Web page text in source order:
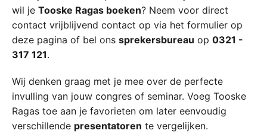
wil je Tooske Ragas boeken? Neem voor direct
contact vrijblijvend contact op via het formulier op
deze pagina of bel ons sprekersbureau op 0321 -
317 121.
Wij denken graag met je mee over de perfecte
invulling van jouw congres of seminar. Voeg Tooske
Ragas toe aan je favorieten om later eenvoudig
verschillende presentatoren te vergelijken.